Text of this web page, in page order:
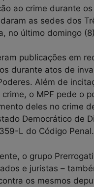
ao crime durante
as sedes dos
no último domingo
publicações em
durante atos de
Além de
o MPF pede o
deles no crime
Democrático de
L do Código Penal.
o grupo
e juristas –
os mesmos